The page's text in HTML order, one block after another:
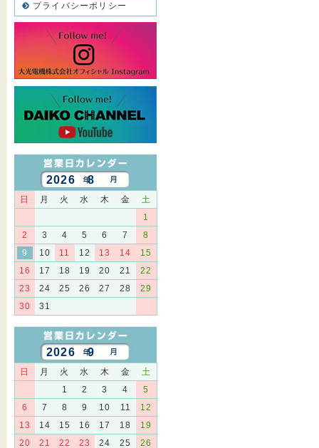
プライバシーポリシー
2026 8
日 月 火 水 木 金
土
1
2
3 4 5 6 7
8
9
10 11 12 13 14
15
16
17 18 19 20 21
22
23
24 25 26 27 28
29
30
31
2026 9
日 月 火 水 木 金
土
1
2 3 4
5
6
7 8 9 10 11
12
13
14 15 16 17 18
19
20
21 22 23 24 25 26